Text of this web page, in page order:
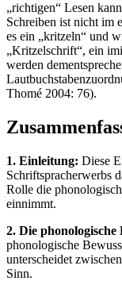
„richtigen“ Lesen
Schreiben ist nicht im
es ein „kritzeln“ und
„Kritzelschrift“, ein
werden
Thomé 2004: 76).
1. Einleitung: Diese
Schriftspracherwerbs
Rolle die
einnimmt.
2. Die phonologische
phonologische
unterscheidet
Sinn.